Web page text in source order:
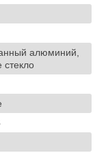
алюминий,
стекло